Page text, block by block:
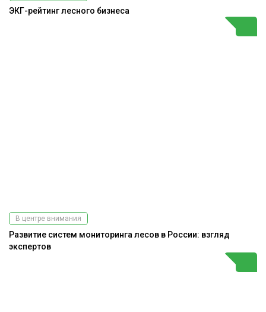
ЭКГ-рейтинг лесного бизнеса
В центре внимания
Развитие систем мониторинга лесов в России: взгляд
экспертов